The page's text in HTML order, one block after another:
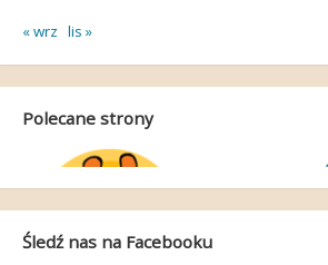
« wrz lis »
Polecane strony
Śledź nas na Facebooku